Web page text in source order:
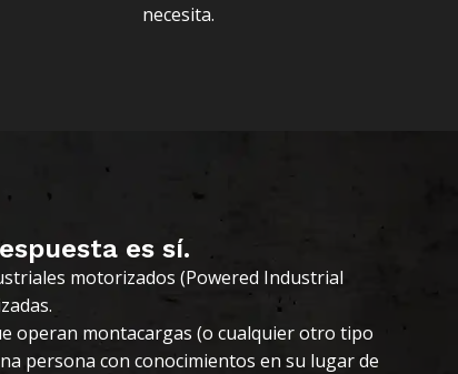
necesita.
es sí.
motorizados (Powered Industrial
operan montacargas (o cualquier otro tipo
persona con conocimientos en su lugar de